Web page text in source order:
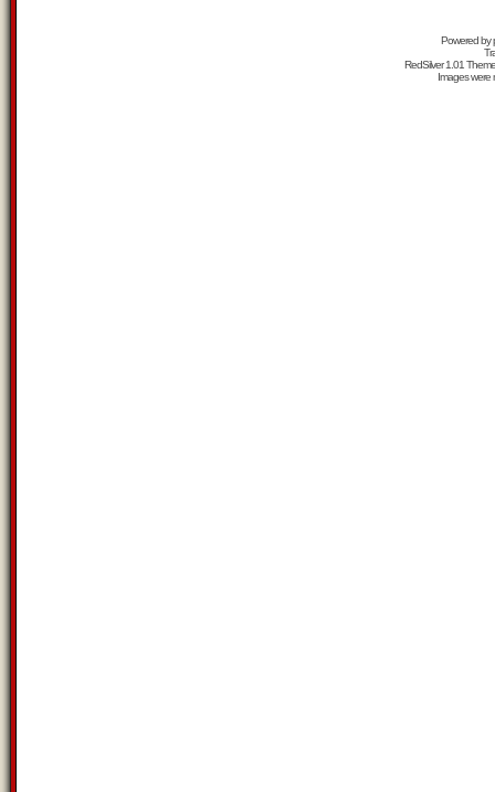
Powered by
RedSilver 1.01
Images were